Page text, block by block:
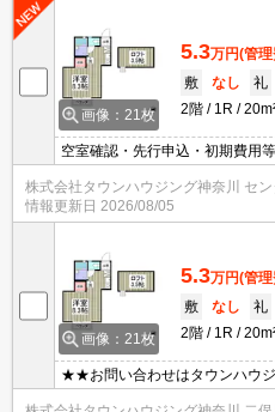
画像：21枚
5.3万円(管
敷
なし 礼
2階
1R
空室確認・先行申込・初期費用
株式会社タウンハウジング神奈川 セ
情報更新日 2026/08/05
画像：21枚
5.3万円(管
敷
なし 礼
2階
1R
★★お問い合わせはタウンハウ